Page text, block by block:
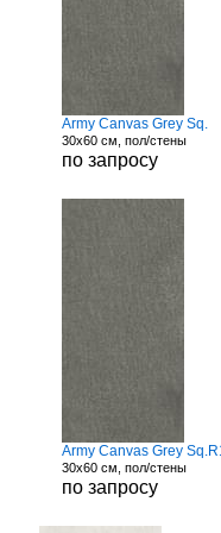
Army Canvas Grey Sq.
30x60 см, пол/стены
по запросу
Army Canvas Grey
30x60 см, пол/стены
по запросу